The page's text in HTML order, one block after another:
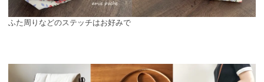
ふた周りなどのステッチはお好みで